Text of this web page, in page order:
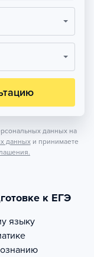
данных на
данных и принимаете
к ЕГЭ
языку